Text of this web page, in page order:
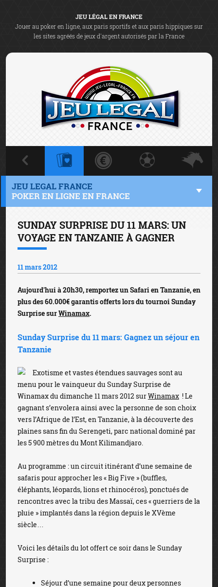
JEU LÉGAL EN FRANCE
Jouer au poker en ligne, aux paris sportifs et aux paris hippiques sur
les sites agréés de jeux d'argent autorisés par la France
JEU LEGAL FRANCE
POKER EN LIGNE EN FRANCE
SUNDAY SURPRISE DU 11 MARS: UN
VOYAGE EN TANZANIE À GAGNER
11 mars 2012
Aujourd'hui à 20h30, remportez un Safari en Tanzanie, en
plus des 60.000€ garantis offerts lors du tournoi Sunday
Surprise surWinamax.
Sunday Surprise du 11 mars: Gagnez un séjour en
Tanzanie
Exotisme et vastes étendues sauvages sont au
menu pour le vainqueur du Sunday Surprise de
Winamax du dimanche 11 mars 2012 surWinamax ! Le
gagnant s’envolera ainsi avec la personne de son choix
vers l’Afrique de l’Est, en Tanzanie, à la découverte des
plaines sans fin du Serengeti, parc national dominé par
les 5 900 mètres du Mont Kilimandjaro.
Au programme : un circuit itinérant d’une semaine de
safaris pour approcher les « Big Five » (buffles,
éléphants, léopards, lions et rhinocéros), ponctués de
rencontres avec la tribu des Massaï, ces « guerriers de la
pluie » implantés dans la région depuis le XVème
siècle…
Voici les détails du lot offert ce soir dans le Sunday
Surprise :
Séjour d’une semaine pour deux personnes